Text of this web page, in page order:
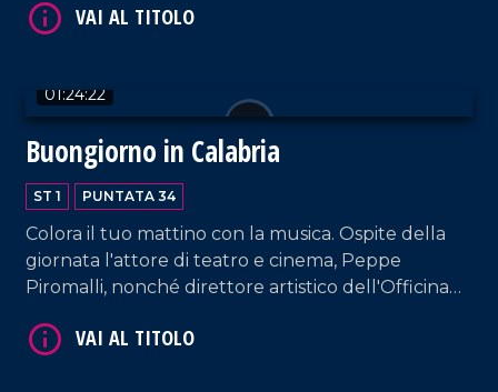
01:24:22
Buongiorno in Calabria
ST 1 PUNTATA 34
Colora il tuo mattino con la musica. Ospite della
giornata l'attore di teatro e cinema, Peppe
Piromalli, nonché direttore artistico dell'Officina
VAI AL TITOLO